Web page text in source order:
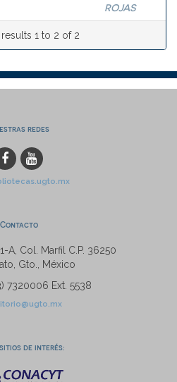
ROJAS
1 to 2 of 2
redes
Contacto
A, Col. Marfil C.P. 36250
Gto., México
7320006 Ext. 5538
de interés: